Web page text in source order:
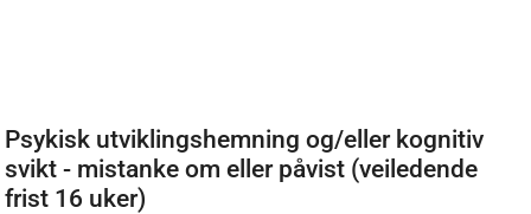
Psykisk utviklingshemning og/eller kognitiv
svikt - mistanke om eller påvist (veiledende
frist 16 uker)